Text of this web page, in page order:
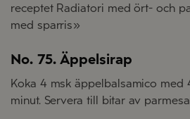
receptet Radiatori med ört- och
med sparris»
No. 75. Äppelsirap
Koka 4 msk äppelbalsamico med
minut. Servera till bitar av